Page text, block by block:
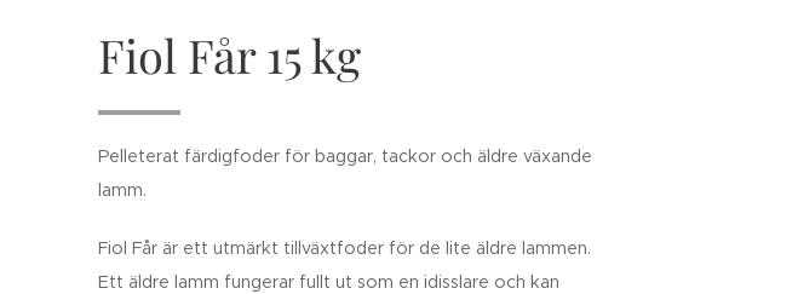
Fiol Får 15 kg
Pelleterat färdigfoder för baggar, tackor och äldre växande
lamm.
Fiol Får är ett utmärkt tillväxtfoder för de lite äldre lammen.
Ett äldre lamm fungerar fullt ut som en idisslare och kan